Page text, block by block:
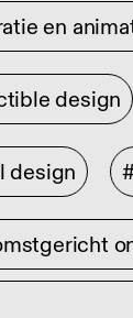
en
design
design